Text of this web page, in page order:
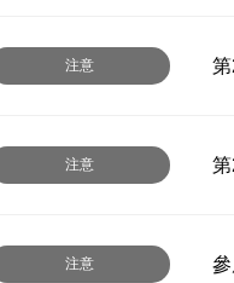
注意
注意
注意